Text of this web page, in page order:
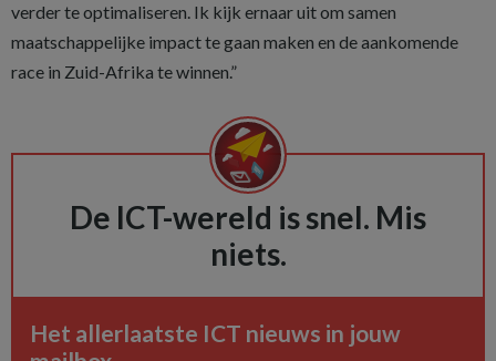
verder te optimaliseren. Ik kijk ernaar uit om samen
maatschappelijke impact te gaan maken en de aankomende
race in Zuid-Afrika te winnen.”
De ICT-wereld is snel. Mis
niets.
Het allerlaatste ICT nieuws in jouw